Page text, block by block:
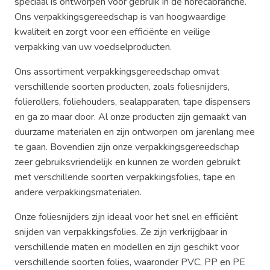
Ons verpakkingsgereedschap is van hoogwaardige
kwaliteit en zorgt voor een efficiënte en veilige
verpakking van uw voedselproducten.
Ons assortiment verpakkingsgereedschap omvat
verschillende soorten producten, zoals foliesnijders,
folierollers, foliehouders, sealapparaten, tape dispensers
en ga zo maar door. Al onze producten zijn gemaakt van
duurzame materialen en zijn ontworpen om jarenlang mee
te gaan. Bovendien zijn onze verpakkingsgereedschap
zeer gebruiksvriendelijk en kunnen ze worden gebruikt
met verschillende soorten verpakkingsfolies, tape en
andere verpakkingsmaterialen.
Onze foliesnijders zijn ideaal voor het snel en efficiënt
snijden van verpakkingsfolies. Ze zijn verkrijgbaar in
verschillende maten en modellen en zijn geschikt voor
verschillende soorten folies, waaronder PVC, PP en PE